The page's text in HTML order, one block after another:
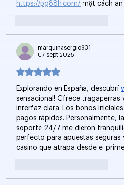
https://pg88h.com/ một cách an
marquinasergio931
07 sept 2025
Obtuvo 5 de 5 estrellas.
Explorando en España, descubrí
sensacional! Ofrece tragaperras
interfaz clara. Los bonos
pagos rápidos. Personalmente,
soporte 24/7 me dieron
perfecto para apuestas seguras
casino que atrapa desde el